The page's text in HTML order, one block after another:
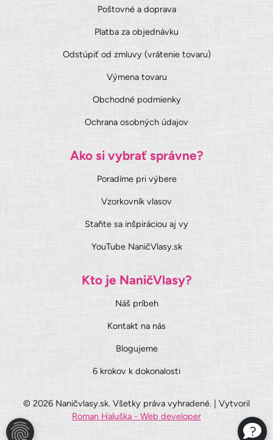
Poštovné a doprava
Platba za objednávku
Odstúpiť od zmluvy (vrátenie tovaru)
Výmena tovaru
Obchodné podmienky
Ochrana osobných údajov
Ako si vybrať správne?
Poradíme pri výbere
Vzorkovník vlasov
Staňte sa inšpiráciou aj vy
YouTube NaničVlasy.sk
Kto je NaničVlasy?
Náš príbeh
Kontakt na nás
Blogujeme
6 krokov k dokonalosti
© 2026 Naničvlasy.sk. Všetky práva vyhradené. | Vytvoril
Roman Haluška - Web developer
?
NASTAVENIA COOKIES